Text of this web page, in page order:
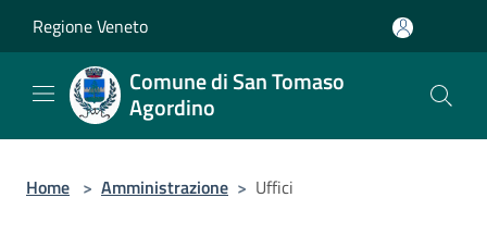
Regione Veneto
Comune di San Tomaso
Agordino
Home > Amministrazione > Uffici